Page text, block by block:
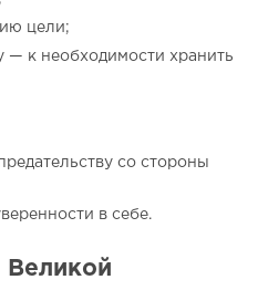
цели;
— к необходимости хранить
со стороны
в себе.
Великой